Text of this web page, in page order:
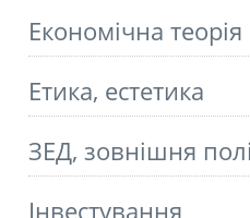
Економічна теорія
Етика, естетика
ЗЕД, зовнішня
Інвестування